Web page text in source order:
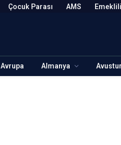
Çocuk Parası AMS
Avrupa Almanya